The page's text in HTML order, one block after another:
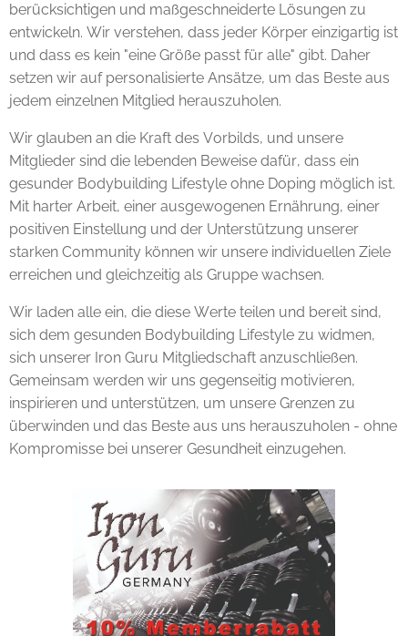
berücksichtigen und maßgeschneiderte Lösungen zu
entwickeln. Wir verstehen, dass jeder Körper einzigartig ist
und dass es kein "eine Größe passt für alle" gibt. Daher
setzen wir auf personalisierte Ansätze, um das Beste aus
jedem einzelnen Mitglied herauszuholen.
Wir glauben an die Kraft des Vorbilds, und unsere
Mitglieder sind die lebenden Beweise dafür, dass ein
gesunder Bodybuilding Lifestyle ohne Doping möglich ist.
Mit harter Arbeit, einer ausgewogenen Ernährung, einer
positiven Einstellung und der Unterstützung unserer
starken Community können wir unsere individuellen Ziele
erreichen und gleichzeitig als Gruppe wachsen.
Wir laden alle ein, die diese Werte teilen und bereit sind,
sich dem gesunden Bodybuilding Lifestyle zu widmen,
sich unserer Iron Guru Mitgliedschaft anzuschließen.
Gemeinsam werden wir uns gegenseitig motivieren,
inspirieren und unterstützen, um unsere Grenzen zu
überwinden und das Beste aus uns herauszuholen - ohne
Kompromisse bei unserer Gesundheit einzugehen.